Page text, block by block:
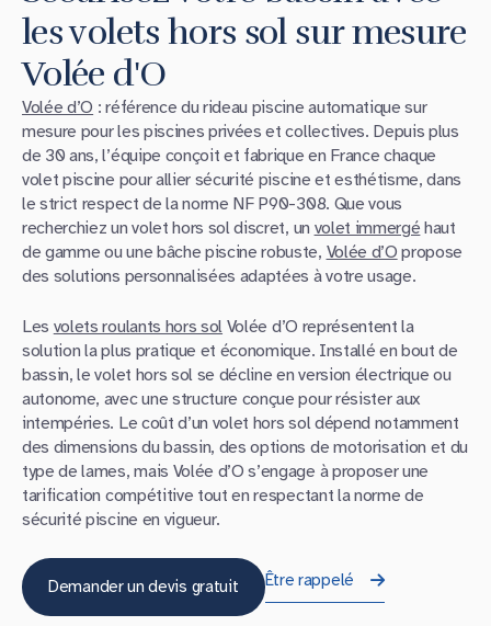
les volets hors sol sur mesure
Volée d'O
Volée d’O : référence du rideau piscine automatique sur
mesure pour les piscines privées et collectives. Depuis plus
de 30 ans, l’équipe conçoit et fabrique en France chaque
volet piscine pour allier sécurité piscine et esthétisme, dans
le strict respect de la norme NF P90-308. Que vous
recherchiez un volet hors sol discret, un volet immergé haut
de gamme ou une bâche piscine robuste, Volée d’O propose
des solutions personnalisées adaptées à votre usage.
Les volets roulants hors sol Volée d’O représentent la
solution la plus pratique et économique. Installé en bout de
bassin, le volet hors sol se décline en version électrique ou
autonome, avec une structure conçue pour résister aux
intempéries. Le coût d’un volet hors sol dépend notamment
des dimensions du bassin, des options de motorisation et du
type de lames, mais Volée d’O s’engage à proposer une
tarification compétitive tout en respectant la norme de
sécurité piscine en vigueur.
Demander un devis gratuit Être rappelé